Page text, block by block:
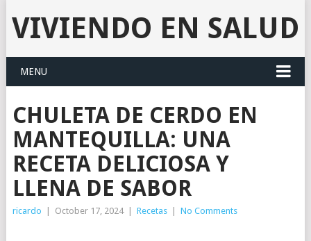
VIVIENDO EN SALUD
MENU
CHULETA DE CERDO EN
MANTEQUILLA: UNA
RECETA DELICIOSA Y
LLENA DE SABOR
ricardo October 17, 2024 Recetas No Comments